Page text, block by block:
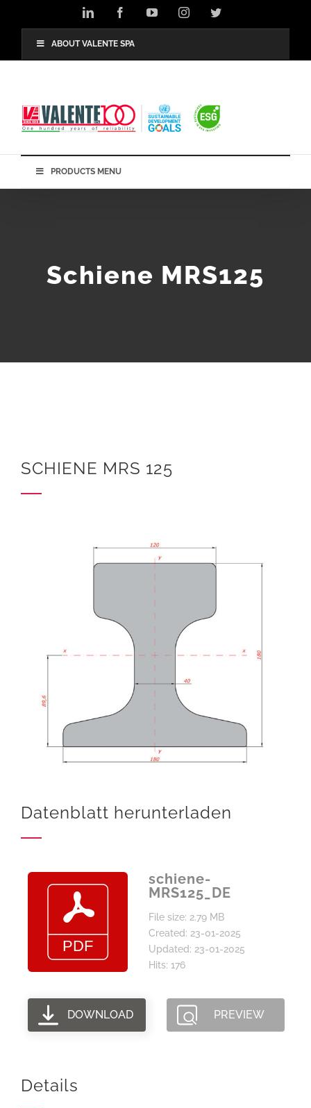
LinkedIn FacebookYouTubeInstagramTwitter
ABOUT VALENTE SPA
PRODUCTS MENU
Schiene MRS125
SCHIENE MRS 125
Datenblatt herunterladen
schiene-
MRS125_DE
File size: 2.79 MB
Created: 23-01-2025
Updated: 23-01-2025
Hits: 176
DOWNLOAD PREVIEW
Details